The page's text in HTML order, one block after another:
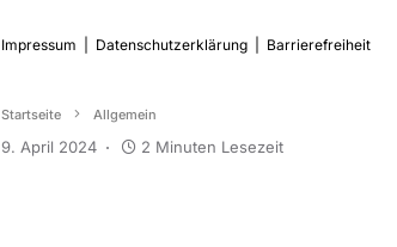
Impressum Datenschutzerklärung Barrierefreiheit
Startseite Allgemein
9. April 2024 2 Minuten Lesezeit